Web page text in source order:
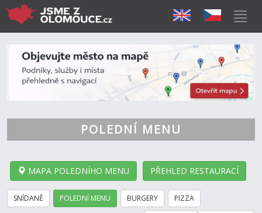
POLEDNÍ MENU
MAPA POLEDNÍHO MENU PŘEHLED RESTAURACÍ
SNÍDANĚ POLEDNÍ MENU BURGERY PIZZA